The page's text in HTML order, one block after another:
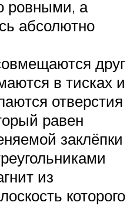
ровными, а
абсолютно
друг
в тисках и
отверстия
равен
заклёпки
из
которого